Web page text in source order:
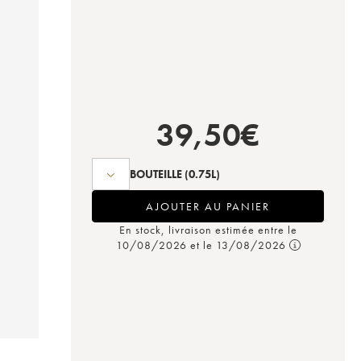
39,50€
BOUTEILLE (0.75L)
AJOUTER AU PANIER
En stock, livraison estimée entre le
10/08/2026 et le 13/08/2026